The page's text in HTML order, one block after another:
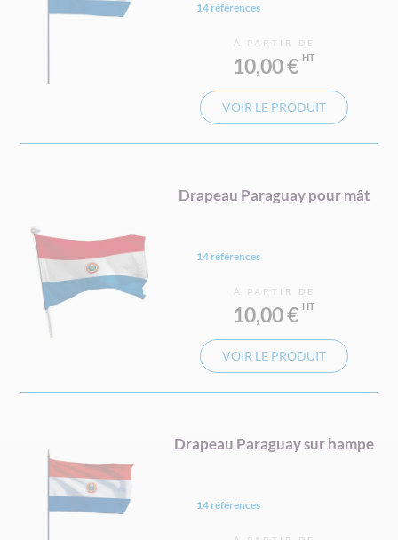
14 références
À PARTIR DE
10,00 €
VOIR LE PRODUIT
Drapeau Paraguay pour mât
14 références
À PARTIR DE
10,00 €
VOIR LE PRODUIT
Drapeau Paraguay sur hampe
14 références